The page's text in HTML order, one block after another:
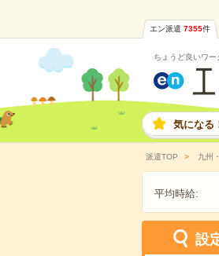
エン派遣 7355件
ちょうど良いワー
気になる
派遣TOP 九州
平均時給:
設